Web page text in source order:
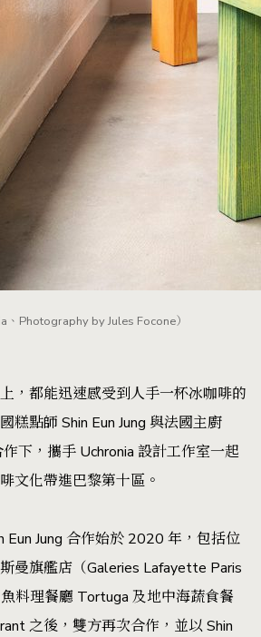
、Photography by Jules Focone）
，都能迅速感受到人手一杯冰咖啡的
糕點師 Shin Eun Jung 與法國主廚
下，攜手 Uchronia 設計工作室一起
文化帶進巴黎第十區。
Eun Jung 合作始於 2020 年，包括位
曼旗艦店（Galeries Lafayette Paris
料理餐廳 Tortuga 及地中海蔬食餐
之後，雙方再次合作，並以 Shin